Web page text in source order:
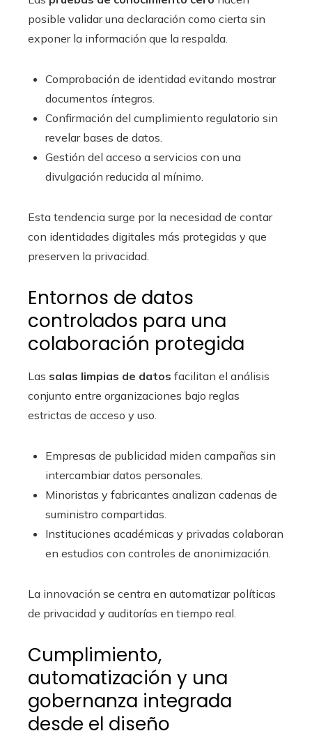
posible validar una declaración como cierta sin
exponer la información que la respalda.
Comprobación de identidad evitando mostrar
documentos íntegros.
Confirmación del cumplimiento regulatorio sin
revelar bases de datos.
Gestión del acceso a servicios con una
divulgación reducida al mínimo.
Esta tendencia surge por la necesidad de contar
con identidades digitales más protegidas y que
preserven la privacidad.
Entornos de datos
controlados para una
colaboración protegida
Las salas limpias de datos facilitan el análisis
conjunto entre organizaciones bajo reglas
estrictas de acceso y uso.
Empresas de publicidad miden campañas sin
intercambiar datos personales.
Minoristas y fabricantes analizan cadenas de
suministro compartidas.
Instituciones académicas y privadas colaboran
en estudios con controles de anonimización.
La innovación se centra en automatizar políticas
de privacidad y auditorías en tiempo real.
Cumplimiento,
automatización y una
gobernanza integrada
desde el diseño